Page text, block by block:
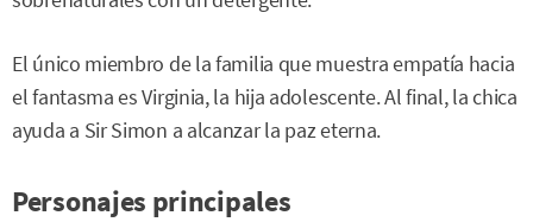
El único miembro de la familia que muestra empatía hacia
el fantasma es Virginia, la hija adolescente. Al final, la chica
ayuda a Sir Simon a alcanzar la paz eterna.
Personajes principales